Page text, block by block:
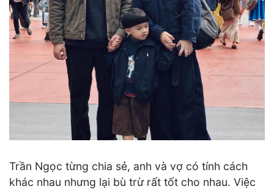
Trần Ngọc từng chia sẻ, anh và vợ có tính cách
khác nhau nhưng lại bù trừ rất tốt cho nhau. Việc